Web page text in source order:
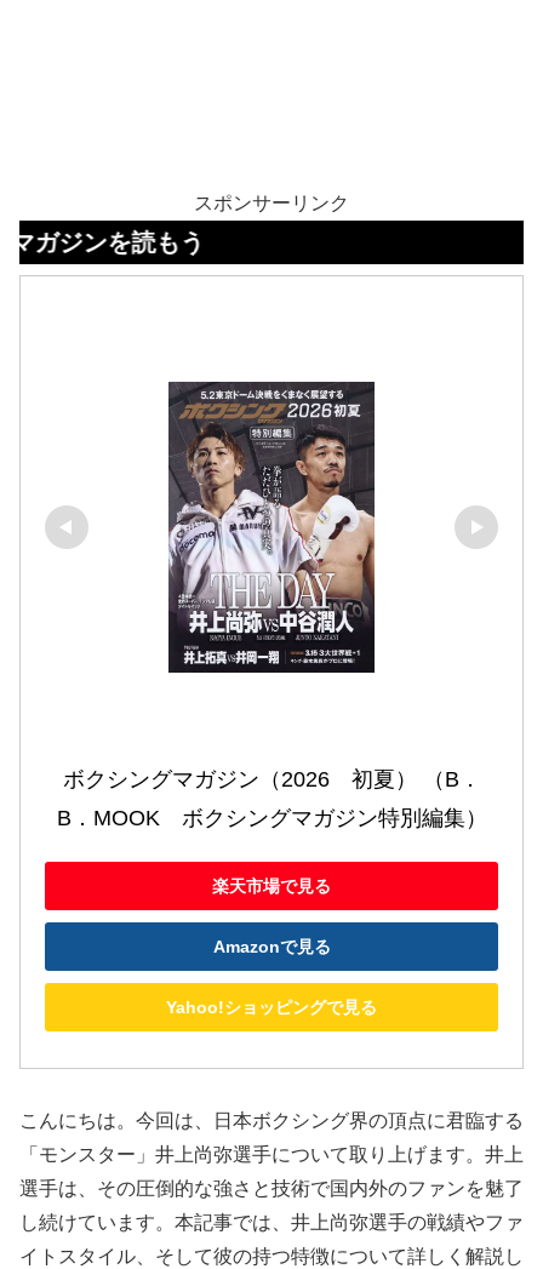
スポンサーリンク
読もう
ボクシングマガジン（2026　初夏） （B．
B．MOOK　ボクシングマガジン特別編集）
楽天市場で見る
Amazonで見る
Yahoo!ショッピングで見る
こんにちは。今回は、日本ボクシング界の頂点に君臨する
「モンスター」井上尚弥選手について取り上げます。井上
選手は、その圧倒的な強さと技術で国内外のファンを魅了
し続けています。本記事では、井上尚弥選手の戦績やファ
イトスタイル、そして彼の持つ特徴について詳しく解説し